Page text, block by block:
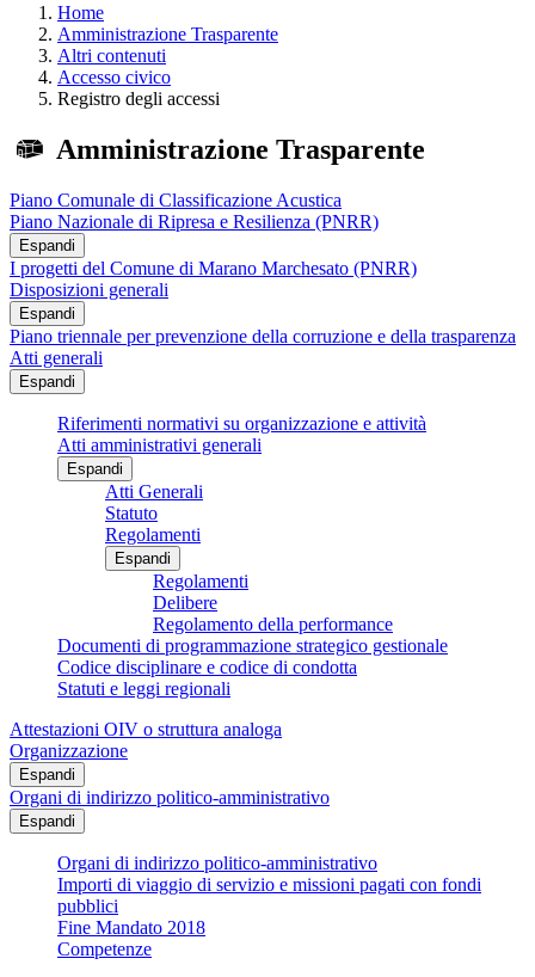
Home
Amministrazione Trasparente
Altri contenuti
Accesso civico
Registro degli accessi
Amministrazione Trasparente
Piano Comunale di Classificazione Acustica
Piano Nazionale di Ripresa e Resilienza (PNRR)
Espandi
I progetti del Comune di Marano Marchesato (PNRR)
Disposizioni generali
Espandi
Piano triennale per prevenzione della corruzione e della trasparenza
Atti generali
Espandi
Riferimenti normativi su organizzazione e attività
Atti amministrativi generali
Espandi
Atti Generali
Statuto
Regolamenti
Espandi
Regolamenti
Delibere
Regolamento della performance
Documenti di programmazione strategico gestionale
Codice disciplinare e codice di condotta
Statuti e leggi regionali
Attestazioni OIV o struttura analoga
Organizzazione
Espandi
Organi di indirizzo politico-amministrativo
Espandi
Organi di indirizzo politico-amministrativo
Importi di viaggio di servizio e missioni pagati con fondi
pubblici
Fine Mandato 2018
Competenze